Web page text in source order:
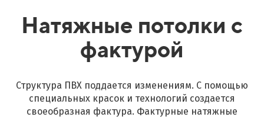
Натяжные потолки с
фактурой
Структура ПВХ поддается изменениям. С помощью
специальных красок и технологий создается
своеобразная фактура. Фактурные натяжные